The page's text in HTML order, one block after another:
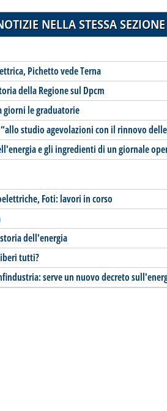
NELLA STESSA SEZIONE
Pichetto vede Terna
della Regione sul Dpcm
giorni le graduatorie
studio agevolazioni con il rinnovo
e gli ingredienti di un giornale
Foti: lavori in corso
dell'energia
tutti?
serve un nuovo decreto